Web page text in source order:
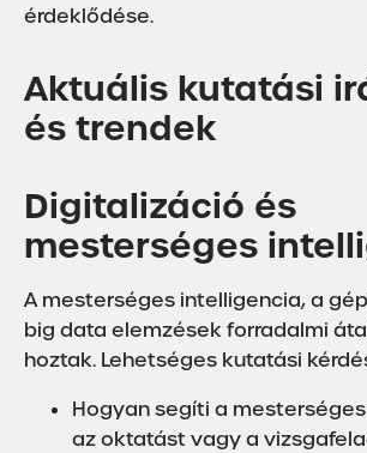
érdeklődése.
Aktuális kutatási
és trendek
Digitalizáció és
mesterséges
A mesterséges intelligencia, a
big data elemzések forradalmi
hoztak. Lehetséges kutatási
Hogyan segíti a
az oktatást vagy a